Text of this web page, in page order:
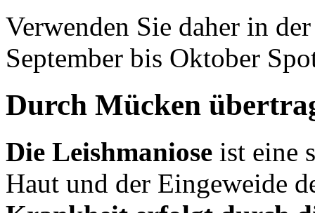
Verwenden Sie daher in
September bis Oktober
Durch Mücken
Die Leishmaniose ist eine
Haut und der Eingeweide